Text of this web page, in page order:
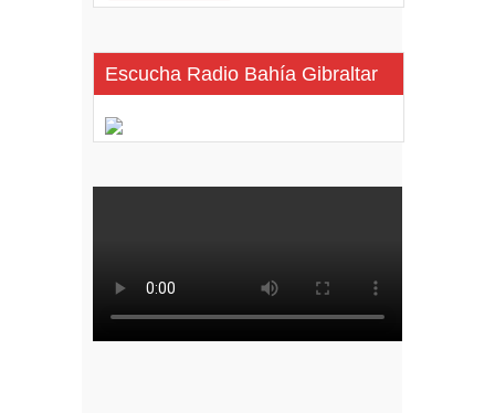
Escucha Radio Bahía Gibraltar